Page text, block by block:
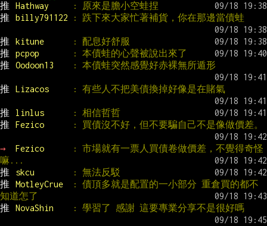
推
Hathway
: 原來是膽小空蛙捏
推
billy791122 : 跌下來大家忙著補貨，你在那邊當債蛙
推 kitune
: 配息好舒服
推
pcpop
: 本債蛙的心聲被說出來了
推
Oodoon13 : 本債蛙突然感覺好赤裸無所遁形
推 Lizacos : 有些人不把美債換掉好像是在賭氣
推 linlus
: 相信哲哲
推
Fezico : 買債沒不好，但不要騙自己不是像做價差。
→ Fezico
: 市場就有一票人買債卷做價差，不覺得奇怪
嘛...
推
skcu
: 無法反駁
推
MotleyCrue
: 債頂多就是配置的一小部分 重倉買的都不
知道怎了
推
NovaShin : 學習了 感謝 這要專業分享不是很好嗎